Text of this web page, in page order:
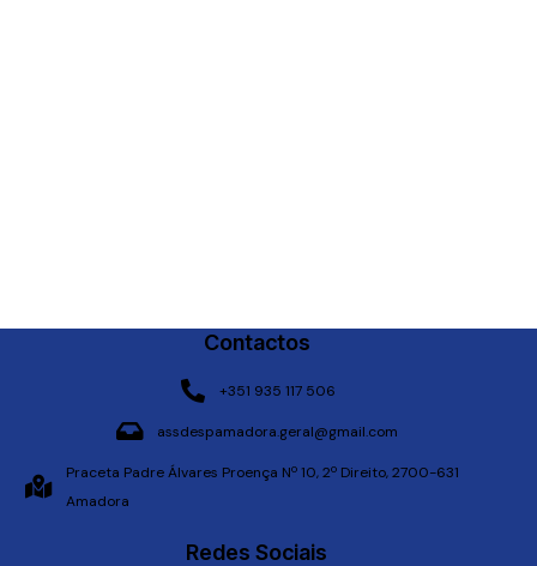
Contactos
+351 935 117 506
assdespamadora.geral@gmail.com
Praceta Padre Álvares Proença Nº 10, 2º Direito, 2700-631
Amadora
Redes Sociais